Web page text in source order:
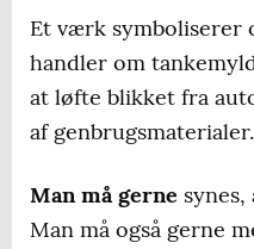
Et værk symboliserer
handler om
at løfte blikket fra
af genbrugsmaterialer.
Man må gerne
Man må også gerne